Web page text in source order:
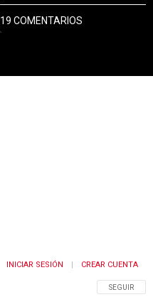
19 COMENTARIOS
SIGA ESTA
SEGUIR
INICIAR SESIÓN CREAR CUENTA